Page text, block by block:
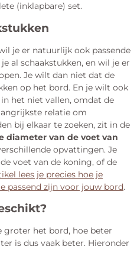
(inklapbare) set.
je er natuurlijk ook passende
al schaakstukken, en wil je er
Je wilt dan niet dat de
op het bord. En je wilt ook
het niet vallen, omdat de
relatie om
bij elkaar te zoeken, zit in de
diameter van de voet van
opvattingen. Je
voet van de koning, of de
lees je precies hoe je
passend zijn voor jouw bord.
groter het bord, hoe beter
is dus vaak beter. Hieronder